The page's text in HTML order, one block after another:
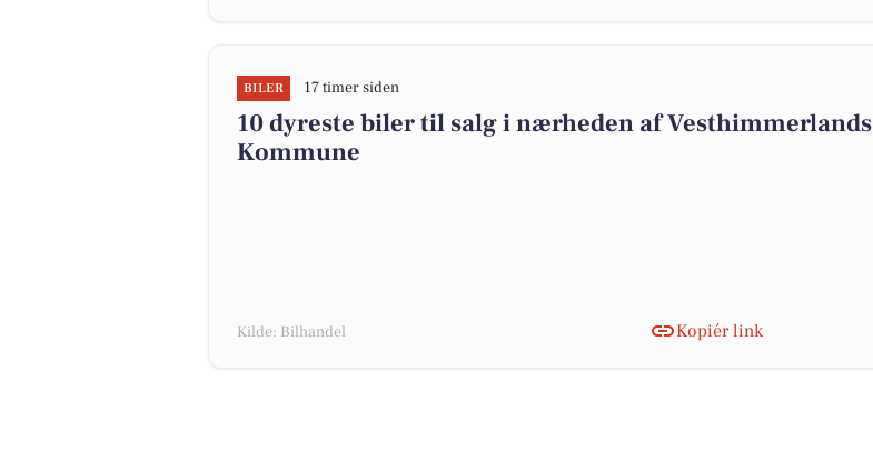
BILER 17 timer siden
10 dyreste biler til salg i nærheden af Vesthimmerlands
Kommune
Kilde: Bilhandel Kopiér link